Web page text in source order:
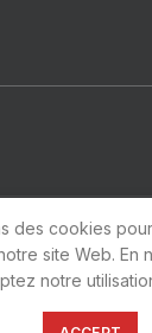
Gourmet 2021
des cookies
site Web. En
notre